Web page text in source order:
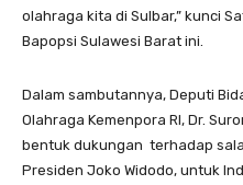
olahraga kita di Sulbar,” kunci
Bapopsi Sulawesi Barat ini.
Dalam sambutannya, Deputi
Olahraga Kemenpora RI, Dr.
bentuk dukungan terhadap
Presiden Joko Widodo, untuk